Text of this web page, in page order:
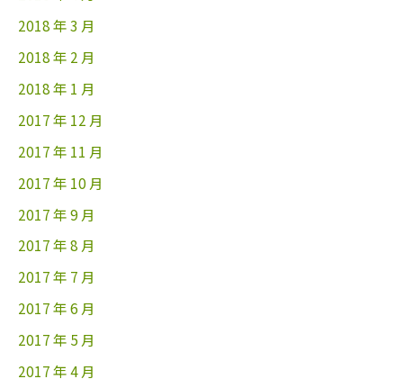
2018 年 3 月
2018 年 2 月
2018 年 1 月
2017 年 12 月
2017 年 11 月
2017 年 10 月
2017 年 9 月
2017 年 8 月
2017 年 7 月
2017 年 6 月
2017 年 5 月
2017 年 4 月